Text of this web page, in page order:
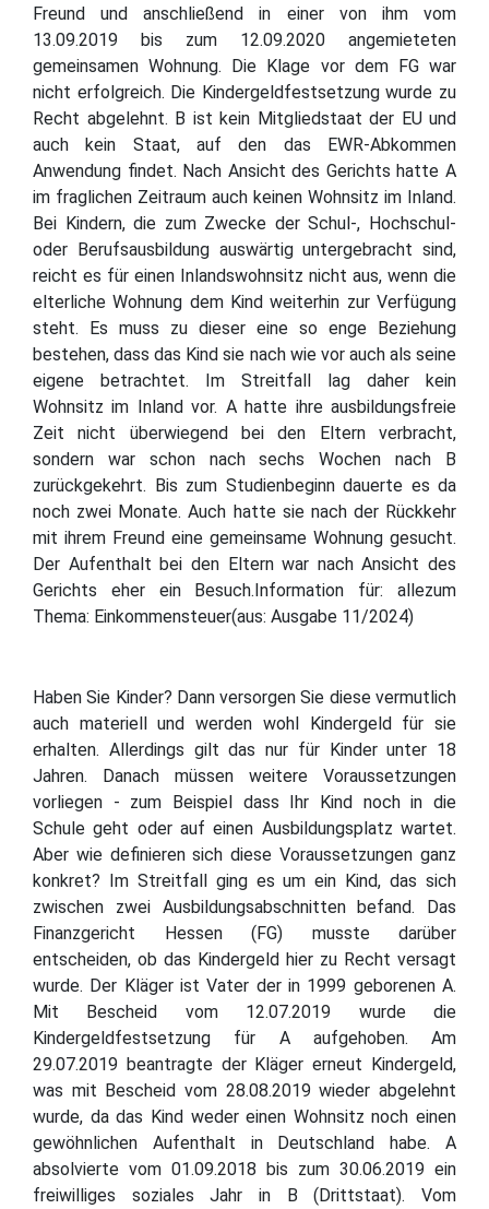
Freund und anschließend in einer von ihm vom
13.09.2019 bis zum 12.09.2020 angemieteten
gemeinsamen Wohnung. Die Klage vor dem FG war
nicht erfolgreich. Die Kindergeldfestsetzung wurde zu
Recht abgelehnt. B ist kein Mitgliedstaat der EU und
auch kein Staat, auf den das EWR-Abkommen
Anwendung findet. Nach Ansicht des Gerichts hatte A
im fraglichen Zeitraum auch keinen Wohnsitz im Inland.
Bei Kindern, die zum Zwecke der Schul-, Hochschul-
oder Berufsausbildung auswärtig untergebracht sind,
reicht es für einen Inlandswohnsitz nicht aus, wenn die
elterliche Wohnung dem Kind weiterhin zur Verfügung
steht. Es muss zu dieser eine so enge Beziehung
bestehen, dass das Kind sie nach wie vor auch als seine
eigene betrachtet. Im Streitfall lag daher kein
Wohnsitz im Inland vor. A hatte ihre ausbildungsfreie
Zeit nicht überwiegend bei den Eltern verbracht,
sondern war schon nach sechs Wochen nach B
zurückgekehrt. Bis zum Studienbeginn dauerte es da
noch zwei Monate. Auch hatte sie nach der Rückkehr
mit ihrem Freund eine gemeinsame Wohnung gesucht.
Der Aufenthalt bei den Eltern war nach Ansicht des
Gerichts eher ein Besuch.Information für: allezum
Thema: Einkommensteuer(aus: Ausgabe 11/2024)
Haben Sie Kinder? Dann versorgen Sie diese vermutlich
auch materiell und werden wohl Kindergeld für sie
erhalten. Allerdings gilt das nur für Kinder unter 18
Jahren. Danach müssen weitere Voraussetzungen
vorliegen - zum Beispiel dass Ihr Kind noch in die
Schule geht oder auf einen Ausbildungsplatz wartet.
Aber wie definieren sich diese Voraussetzungen ganz
konkret? Im Streitfall ging es um ein Kind, das sich
zwischen zwei Ausbildungsabschnitten befand. Das
Finanzgericht Hessen (FG) musste darüber
entscheiden, ob das Kindergeld hier zu Recht versagt
wurde. Der Kläger ist Vater der in 1999 geborenen A.
Mit Bescheid vom 12.07.2019 wurde die
Kindergeldfestsetzung für A aufgehoben. Am
29.07.2019 beantragte der Kläger erneut Kindergeld,
was mit Bescheid vom 28.08.2019 wieder abgelehnt
wurde, da das Kind weder einen Wohnsitz noch einen
gewöhnlichen Aufenthalt in Deutschland habe. A
absolvierte vom 01.09.2018 bis zum 30.06.2019 ein
freiwilliges soziales Jahr in B (Drittstaat). Vom